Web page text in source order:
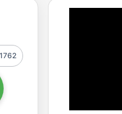
1762